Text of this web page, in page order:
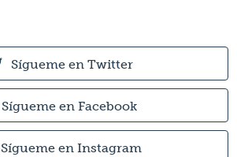
Sígueme en Twitter
Sígueme en Facebook
Sígueme en Instagram